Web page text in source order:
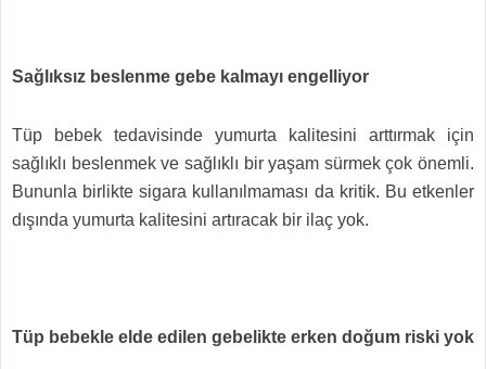
Sağlıksız beslenme gebe kalmayı engelliyor
Tüp bebek tedavisinde yumurta kalitesini arttırmak için
sağlıklı beslenmek ve sağlıklı bir yaşam sürmek çok önemli.
Bununla birlikte sigara kullanılmaması da kritik. Bu etkenler
dışında yumurta kalitesini artıracak bir ilaç yok.
Tüp bebekle elde edilen gebelikte erken doğum riski yok